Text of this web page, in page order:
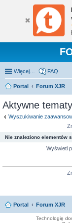
Więcej… FAQ
Portal
Forum XJR
Aktywne tematy
Wyszukiwanie
Nie znaleziono elementów
Wyświetl
Portal Forum XJR
Technologię